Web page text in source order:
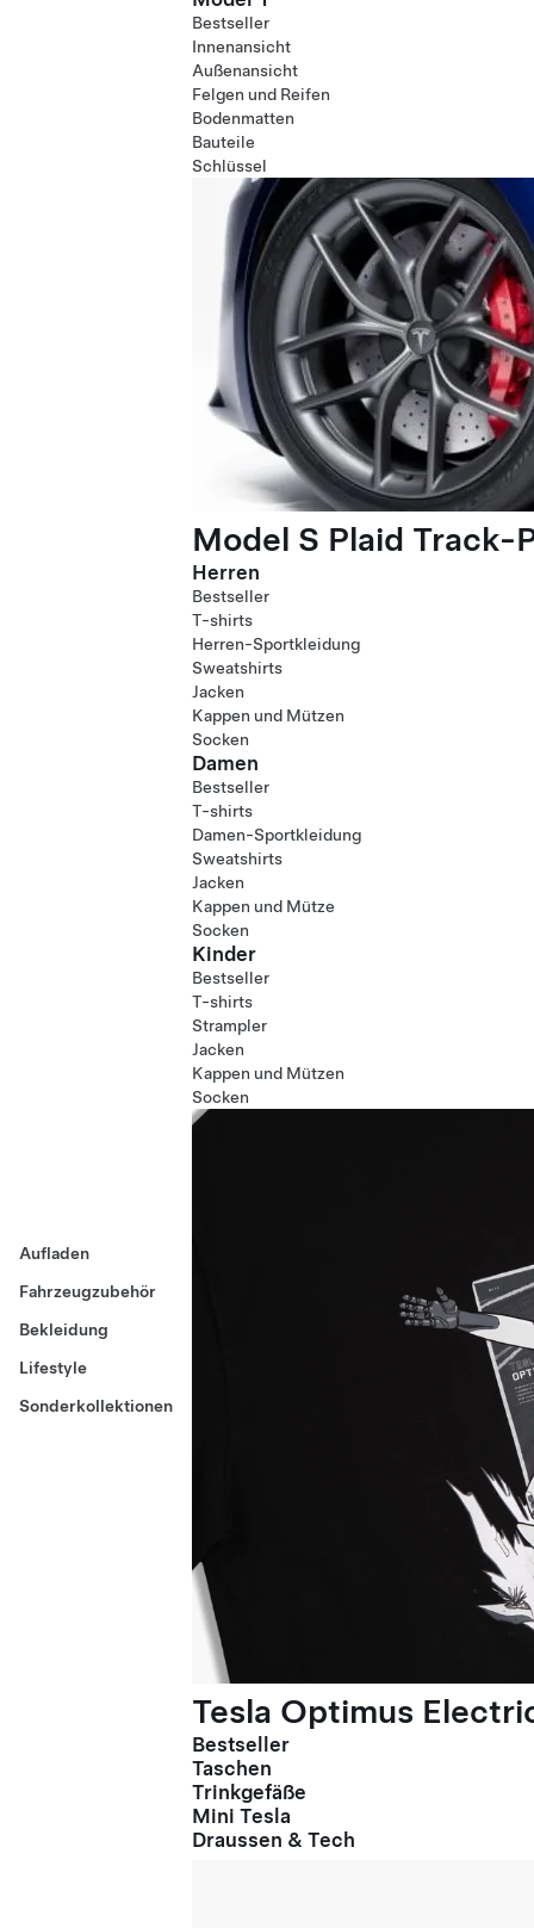
Aufladen
Fahrzeugzubehör
Bekleidung
Lifestyle
Sonderkollektionen
Bestseller
Innenansicht
Außenansicht
Felgen und Reifen
Bodenmatten
Bauteile
Schlüssel
Model S Plaid Track-
Herren
Bestseller
T-shirts
Herren-Sportkleidung
Sweatshirts
Jacken
Kappen und Mützen
Socken
Damen
Bestseller
T-shirts
Damen-Sportkleidung
Sweatshirts
Jacken
Kappen und Mütze
Socken
Kinder
Bestseller
T-shirts
Strampler
Jacken
Kappen und Mützen
Socken
Tesla Optimus
Bestseller
Taschen
Trinkgefäße
Mini Tesla
Draussen & Tech